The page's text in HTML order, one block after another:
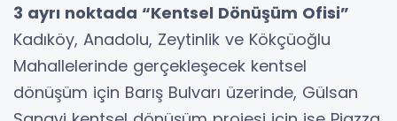
3 ayrı noktada “Kentsel Dönüşüm Ofisi”
Kadıköy, Anadolu, Zeytinlik ve Kökçüoğlu
Mahallelerinde gerçekleşecek kentsel
dönüşüm için Barış Bulvarı üzerinde, Gülsan